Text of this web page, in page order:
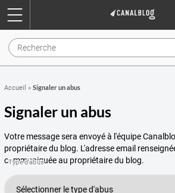
Accueil » Signaler un abus
Signaler un abus
Votre message sera envoyé à l'équipe
propriétaire du blog. L'adresse email
communiquée au propriétaire du blog.